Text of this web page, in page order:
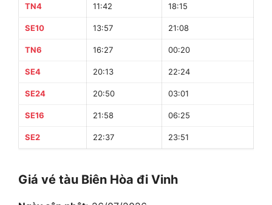
TN4 11:42 18:15
SE10 13:57 21:08
TN6 16:27 00:20
SE4 20:13 22:24
SE24 20:50 03:01
SE16 21:58 06:25
SE2 22:37 23:51
Giá vé tàu Biên Hòa đi Vinh